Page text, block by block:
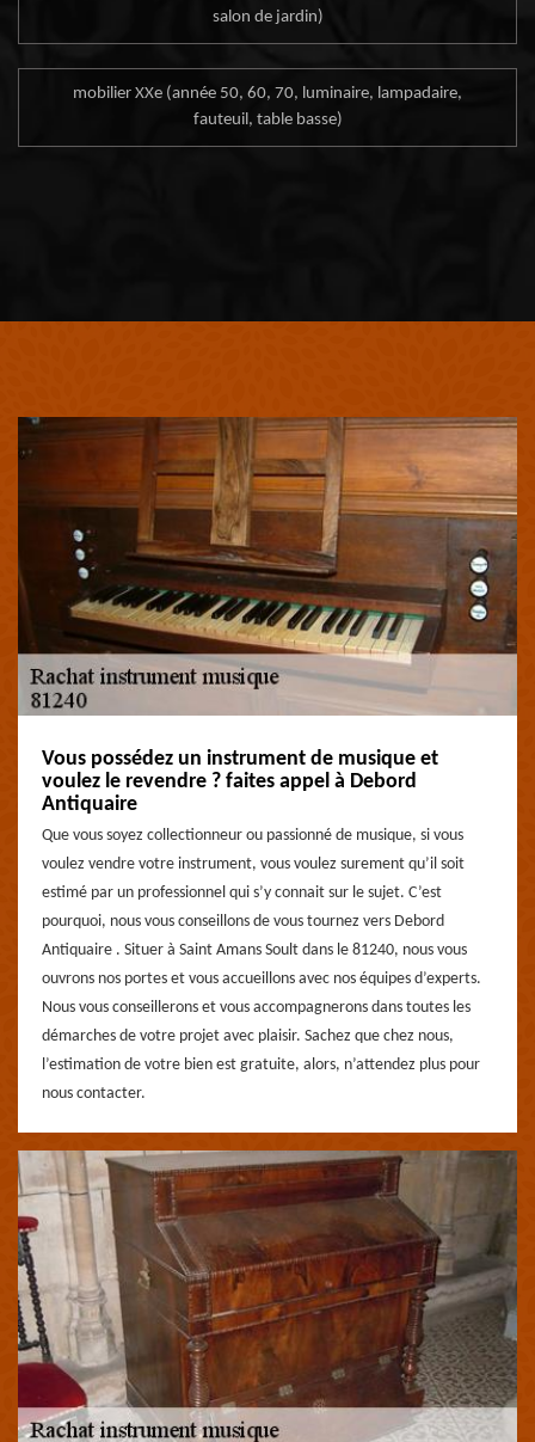
salon de jardin)
mobilier XXe (année 50, 60, 70, luminaire, lampadaire,
fauteuil, table basse)
Vous possédez un instrument de musique et
voulez le revendre ? faites appel à Debord
Antiquaire
Que vous soyez collectionneur ou passionné de musique, si vous
voulez vendre votre instrument, vous voulez surement qu’il soit
estimé par un professionnel qui s’y connait sur le sujet. C’est
pourquoi, nous vous conseillons de vous tournez vers Debord
Antiquaire . Situer à Saint Amans Soult dans le 81240, nous vous
ouvrons nos portes et vous accueillons avec nos équipes d’experts.
Nous vous conseillerons et vous accompagnerons dans toutes les
démarches de votre projet avec plaisir. Sachez que chez nous,
l’estimation de votre bien est gratuite, alors, n’attendez plus pour
nous contacter.